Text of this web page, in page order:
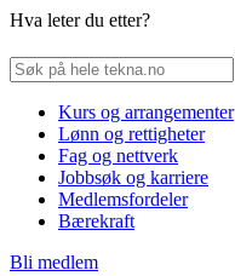
Hva leter du etter?
Kurs og arrangementer
Lønn og rettigheter
Fag og nettverk
Jobbsøk og karriere
Medlemsfordeler
Bærekraft
Bli medlem